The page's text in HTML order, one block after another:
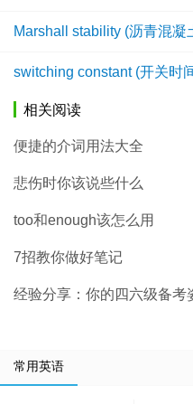
Marshall stability (沥青混凝
switching constant (开关时
相关阅读
便捷的介词用法大全
悲伤时你该说些什么
too和enough该怎么用
7招教你做好笔记
经验分享：你的四六级备考
常用英语